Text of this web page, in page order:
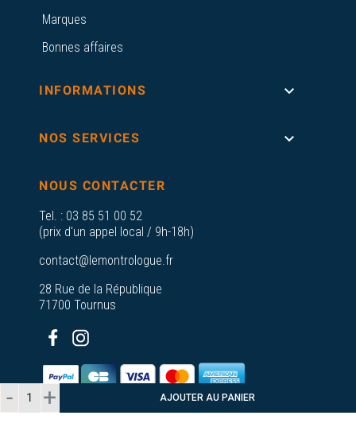
AJOUTER AU PANIER
Marques
Bonnes affaires
INFORMATIONS 
NOS SERVICES 
NOUS CONTACTER
Tel. : 03 85 51 00 52
(prix d'un appel local / 9h-18h)
contact@lemontrologue.fr
28 Rue de la République
71700 Tournus